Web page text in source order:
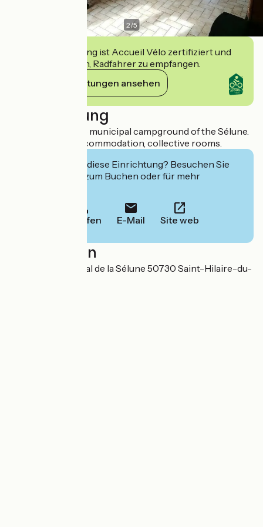
2/5
Diese Einrichtung ist Accueil Vélo zertifiziert und
verpflichtet sich, Radfahrer zu empfangen.
Ihre Verpflichtungen ansehen
Beschreibung
Gîte d'étape in the municipal campground of the Sélune.
Fully equipped accommodation, collective rooms.
Interessiert Sie diese Einrichtung? Besuchen Sie
deren Website zum Buchen oder für mehr
Anrufen E-Mail Site web
Localisation
Camping Municipal de la Sélune 50730 Saint-Hilaire-du-